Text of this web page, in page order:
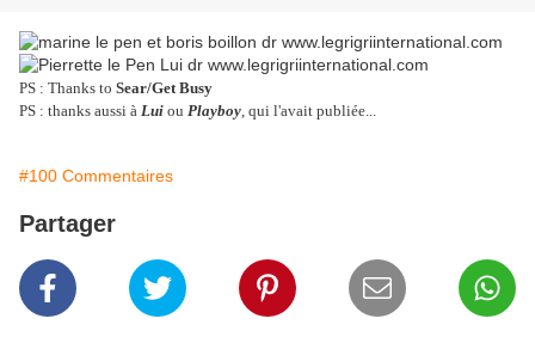
PS : Thanks to Sear/Get Busy
PS : thanks aussi à Lui ou Playboy, qui l'avait publiée...
#100 Commentaires
Partager